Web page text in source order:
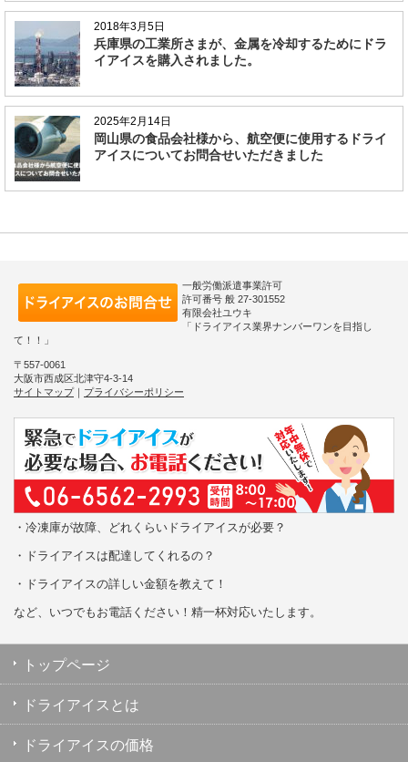
2018年3月5日
兵庫県の工業所さまが、金属を冷却するためにドラ
イアイスを購入されました。
2025年2月14日
岡山県の食品会社様から、航空便に使用するドライ
アイスについてお問合せいただきました
一般労働派遣事業許可
許可番号 般 27-301552
有限会社ユウキ
「ドライアイス業界ナンバーワンを目指し
て！！」
〒557-0061
大阪市西成区北津守4-3-14
サイトマップ｜ プライバシーポリシー
・冷凍庫が故障、どれくらいドライアイスが必要？
・ドライアイスは配達してくれるの？
・ドライアイスの詳しい金額を教えて！
など、いつでもお電話ください！精一杯対応いたします。
トップページ
ドライアイスとは
ドライアイスの価格